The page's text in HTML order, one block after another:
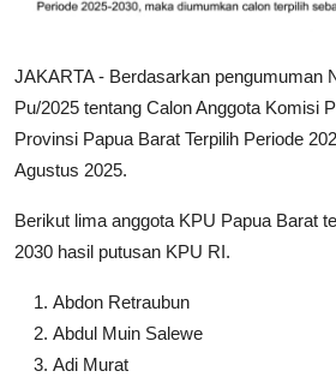
JAKARTA - Berdasarkan pengumuman
Pu/2025 tentang Calon Anggota Komisi
Provinsi Papua Barat Terpilih Periode
Agustus 2025.
Berikut lima anggota KPU Papua Barat
2030 hasil putusan KPU RI.
Abdon Retraubun
Abdul Muin Salewe
Adi Murat